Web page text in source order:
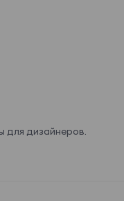
для дизайнеров.